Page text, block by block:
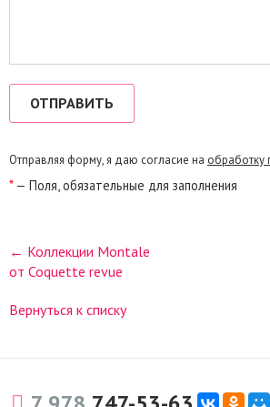
Отправляя форму, я даю согласие на обработку
*— Поля, обязательные для заполнения
← Коллекции Montale
от Coquette revue
Вернуться к списку